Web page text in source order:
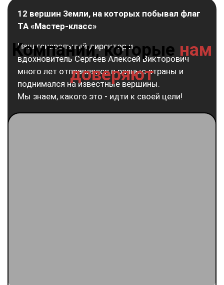
12 вершин Земли, на которых побывал флаг
ТА «Мастер-класс»
Наш генеральный директор и
вдохновитель Сергеев Алексей Викторович
много лет отправлялся в разные страны и
поднимался на известные вершины.
Мы знаем, какого это - идти к своей цели!
Компании, которые нам
доверяют